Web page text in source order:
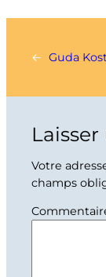
← Guda
Votre
champs